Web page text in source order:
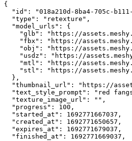
{
"id" : "018a210d-8ba4-705c-
"type" : "retexture" ,
"model_urls" :
{
"glb" :
"https://
"fbx" :
"https://
"obj" :
"https://
"usdz" :
"https://
"mtl" :
"https://
"stl" :
"https://
  }
,
"thumbnail_url" :
"https://
"text_style_prompt" :
"red
"texture_image_url" : "" ,
"progress" : 100 ,
"started_at" : 1692771667037 ,
"created_at" : 1692771650657 ,
"expires_at" : 1692771679037 ,
"finished_at" : 1692771669037 ,